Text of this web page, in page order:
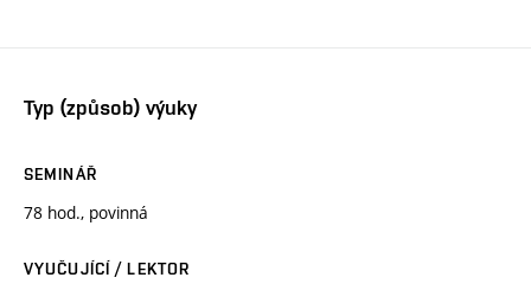
Typ (způsob) výuky
SEMINÁŘ
78 hod., povinná
VYUČUJÍCÍ / LEKTOR